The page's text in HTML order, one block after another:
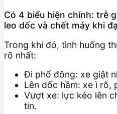
Có 4 biểu hiện chính: trễ
leo dốc và chết máy khi
Trong khi đó, tình huống
rõ nhất:
Đi phố đông: xe giật
Lên dốc hầm: xe ì rõ,
Vượt xe: lực kéo lên
tin.